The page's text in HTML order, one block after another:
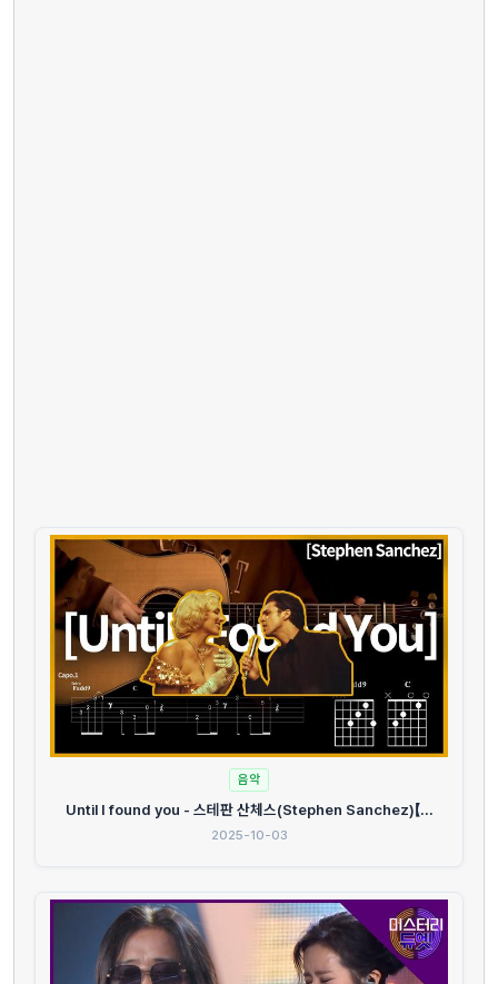
음악
Until I found you - 스테판 산체스(Stephen Sanchez)【...
2025-10-03